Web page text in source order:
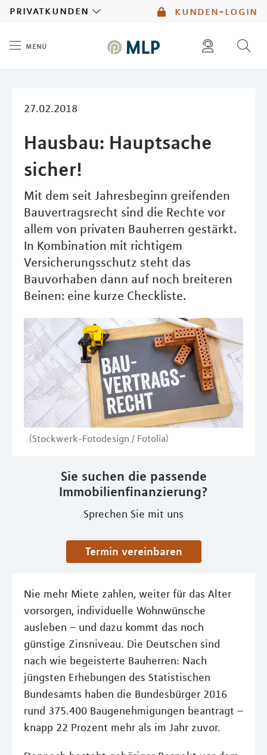
kunden-login
privatkunden
menü
27.02.2018
Hausbau: Hauptsache
sicher!
Mit dem seit Jahresbeginn greifenden
Bauvertragsrecht sind die Rechte vor
allem von privaten Bauherren gestärkt.
In Kombination mit richtigem
Versicherungsschutz steht das
Bauvorhaben dann auf noch breiteren
Beinen: eine kurze Checkliste.
(Stockwerk-Fotodesign / Fotolia)
Sie suchen die passende
Immobilienfinanzierung?
Sprechen Sie mit uns
Termin vereinbaren
Nie mehr Miete zahlen, weiter für das Alter
vorsorgen, individuelle Wohnwünsche
ausleben – und dazu kommt das noch
günstige Zinsniveau. Die Deutschen sind
nach wie begeisterte Bauherren: Nach
jüngsten Erhebungen des Statistischen
Bundesamts haben die Bundesbürger 2016
rund 375.400 Baugenehmigungen beantragt –
knapp 22 Prozent mehr als im Jahr zuvor.